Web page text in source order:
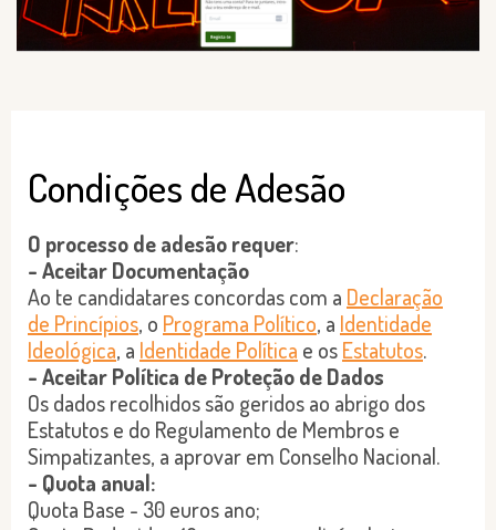
Condições de Adesão
O processo de adesão requer:
- Aceitar Documentação
Ao te candidatares concordas com a Declaração
de Princípios, o Programa Político, a Identidade
Ideológica, a Identidade Política e osEstatutos.
- Aceitar Política de Proteção de Dados
Os dados recolhidos são geridos ao abrigo dos
Estatutos e do Regulamento de Membros e
Simpatizantes, a aprovar em Conselho Nacional.
- Quota anual:
Quota Base - 30 euros ano;